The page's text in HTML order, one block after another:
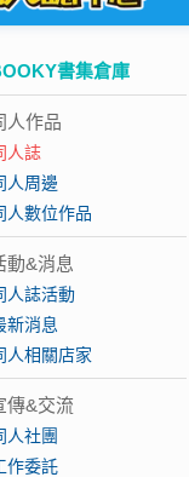
書集倉庫
人作品
人誌
人周邊
人數位作品
動&消息
人誌活動
新消息
人相關店家
傳&交流
人社團
作委託